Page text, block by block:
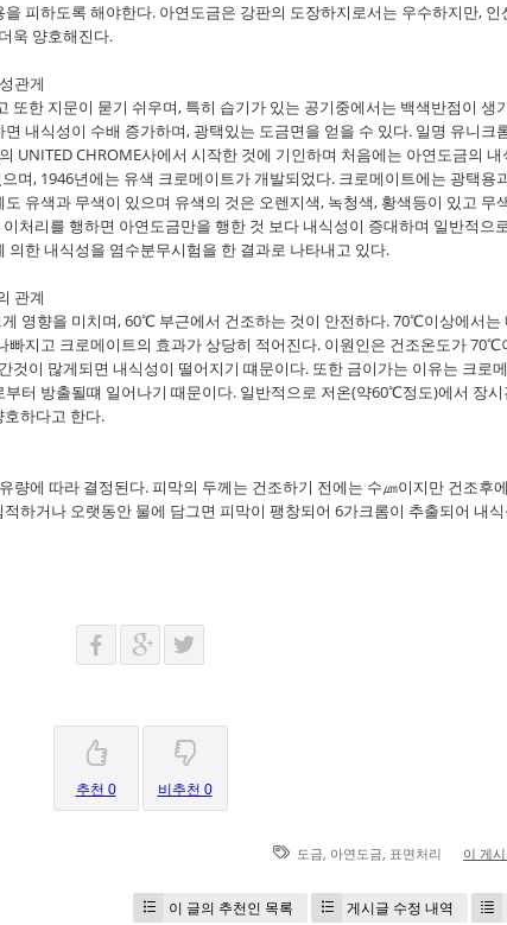
피하도록 해야한다. 아연도금은 강판의 도장하지로서는 우수하지만, 인
욱 양호해진다.
관게
또한 지문이 묻기 쉬우며, 특히 습기가 있는 공기중에서는 백색반점이 생
내식성이 수배 증가하며, 광택있는 도금면을 얻을 수 있다. 일명 유니크
UNITED CHROME사에서 시작한 것에 기인하며 처음에는 아연도금의 내
며, 1946년에는 유색 크로메이트가 개발되었다. 크로메이트에는 광택용
유색과 무색이 있으며 유색의 것은 오렌지색, 녹청색, 황색등이 있고 무
처리를 행하면 아연도금만을 행한 것 보다 내식성이 증대하며 일반적으
한 내식성을 염수분무시험을 한 결과로 나타내고 있다.
관계
영향을 미치며, 60℃ 부근에서 건조하는 것이 안전하다. 70℃이상에서는
지고 크로메이트의 효과가 상당히 적어진다. 이원인은 건조온도가 70℃
것이 많게되면 내식성이 떨어지기 떄문이다. 또한 금이가는 이유는 크로
터 방출될떄 일어나기 때문이다. 일반적으로 저온(약60℃정도)에서 장
하다고 한다.
량에 따라 결정된다. 피막의 두께는 건조하기 전에는 수㎛이지만 건조후
하거나 오랫동안 물에 담그면 피막이 팽창되어 6가크롬이 추출되어 내
추천 0 비추천 0
도금, 아연도금, 표면처리 이 게
이 글의 추천인 목록 게시글 수정 내역